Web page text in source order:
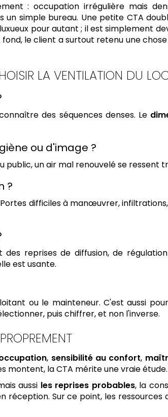
: occupation irrégulière mais
un simple bureau. Une petite CTA
pour autant ; il est simplement
fond, le client a surtout retenu une
LA VENTILATION DU
des séquences denses. Le
ou d'image ?
un air mal renouvelé se ressent
?
difficiles à manœuvrer,
reprises de diffusion, de
est usante.
ou le mainteneur. C'est aussi
puis chiffrer, et non l'inverse.
, sensibilité au confort,
montent, la CTA mérite une vraie étude.
aussi les reprises probables, la
réception. Sur ce point, les ressources